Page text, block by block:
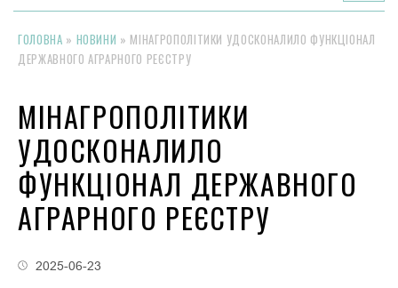
ГОЛОВНА » НОВИНИ » МІНАГРОПОЛІТИКИ УДОСКОНАЛИЛО ФУНКЦІОНАЛ
ДЕРЖАВНОГО АГРАРНОГО РЕЄСТРУ
МІНАГРОПОЛІТИКИ
УДОСКОНАЛИЛО
ФУНКЦІОНАЛ ДЕРЖАВНОГО
АГРАРНОГО РЕЄСТРУ
2025-06-23